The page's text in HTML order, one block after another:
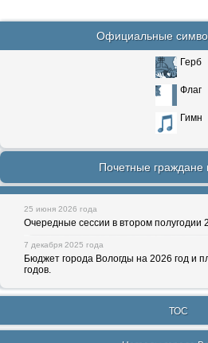
Официальные
Герб
Флаг
Гимн
Почетные граждане
25 июня 2026 года
Очередные сессии в втором полугодии
7 декабря 2025 года
Бюджет города Вологды на 2026 год и
годов.
ТОС